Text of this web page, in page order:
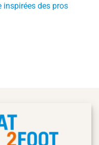
inspirées des pros